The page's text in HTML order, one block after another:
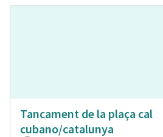
Tancament de la plaça cal
cubano/catalunya